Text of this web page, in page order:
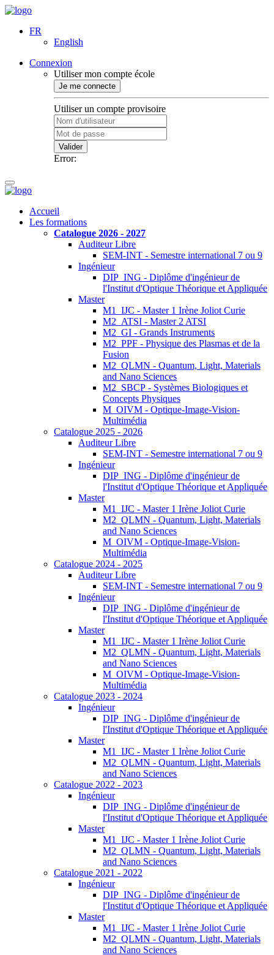
FR
English
Connexion
Utiliser mon compte école
Je me connecte
Utiliser un compte provisoire
Valider
Error:
Accueil
Les formations
Catalogue 2026 - 2027
Auditeur Libre
SEM-INT - Semestre international 7 ou 9
Ingénieur
DIP_ING - Diplôme d'ingénieur de
l'Institut d'Optique Théorique et Appliquée
Master
M1_IJC - Master 1 Irène Joliot Curie
M2_ATSI - Master 2 ATSI
M2_GI - Grands Instruments
M2_PPF - Physique des Plasmas et de la
Fusion
M2_QLMN - Quantum, Light, Materials
and Nano Sciences
M2_SBCP - Systèmes Biologiques et
Concepts Physiques
M_OIVM - Optique-Image-Vision-
Multimédia
Catalogue 2025 - 2026
Auditeur Libre
SEM-INT - Semestre international 7 ou 9
Ingénieur
DIP_ING - Diplôme d'ingénieur de
l'Institut d'Optique Théorique et Appliquée
Master
M1_IJC - Master 1 Irène Joliot Curie
M2_QLMN - Quantum, Light, Materials
and Nano Sciences
M_OIVM - Optique-Image-Vision-
Multimédia
Catalogue 2024 - 2025
Auditeur Libre
SEM-INT - Semestre international 7 ou 9
Ingénieur
DIP_ING - Diplôme d'ingénieur de
l'Institut d'Optique Théorique et Appliquée
Master
M1_IJC - Master 1 Irène Joliot Curie
M2_QLMN - Quantum, Light, Materials
and Nano Sciences
M_OIVM - Optique-Image-Vision-
Multimédia
Catalogue 2023 - 2024
Ingénieur
DIP_ING - Diplôme d'ingénieur de
l'Institut d'Optique Théorique et Appliquée
Master
M1_IJC - Master 1 Irène Joliot Curie
M2_QLMN - Quantum, Light, Materials
and Nano Sciences
Catalogue 2022 - 2023
Ingénieur
DIP_ING - Diplôme d'ingénieur de
l'Institut d'Optique Théorique et Appliquée
Master
M1_IJC - Master 1 Irène Joliot Curie
M2_QLMN - Quantum, Light, Materials
and Nano Sciences
Catalogue 2021 - 2022
Ingénieur
DIP_ING - Diplôme d'ingénieur de
l'Institut d'Optique Théorique et Appliquée
Master
M1_IJC - Master 1 Irène Joliot Curie
M2_QLMN - Quantum, Light, Materials
and Nano Sciences